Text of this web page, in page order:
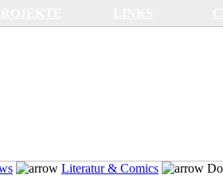
Literatur & Comics